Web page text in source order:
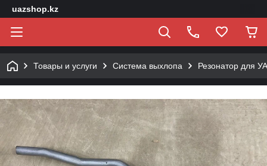
uazshop.kz
Товары и услуги Система выхлопа Резонатор для